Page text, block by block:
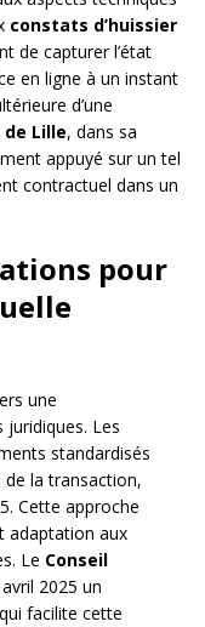
constats d’huissier
de capturer l’état
en ligne à un instant
d’une
Lille, dans sa
appuyé sur un tel
contractuel dans un
pour
une
Les
standardisés
de la transaction,
Cette approche
adaptation aux
Le Conseil
2025 un
facilite cette